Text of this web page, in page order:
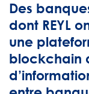
Des
dont REYL
une
blockchain